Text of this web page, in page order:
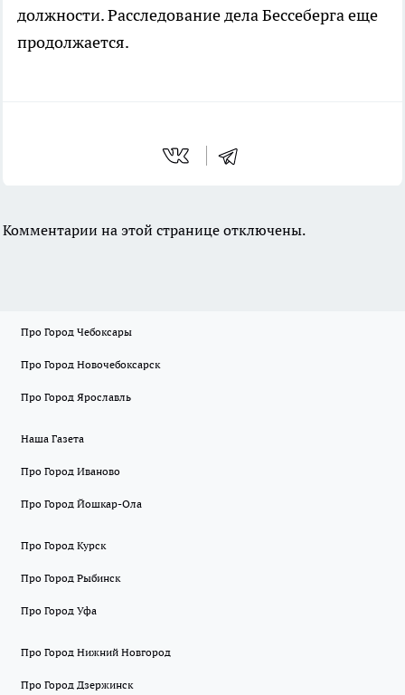
должности. Расследование дела Бессеберга еще
продолжается.
Комментарии на этой странице отключены.
Про Город Чебоксары
Про Город Новочебоксарск
Про Город Ярославль
Наша Газета
Про Город Иваново
Про Город Йошкар-Ола
Про Город Курск
Про Город Рыбинск
Про Город Уфа
Про Город Нижний Новгород
Про Город Дзержинск